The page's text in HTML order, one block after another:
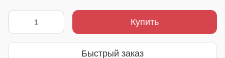
Купить
Быстрый заказ